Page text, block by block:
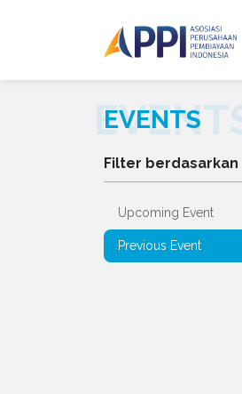
EVENTS
Filter berdasarkan
Upcoming Event
Previous Event